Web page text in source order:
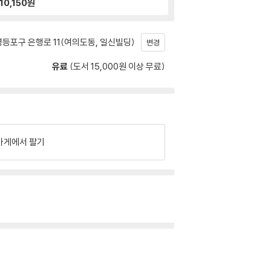
10,150원
포구 은행로 11(여의도동, 일신빌딩) 변경
유료 (도서 15,000원 이상 무료)
게에서 팔기